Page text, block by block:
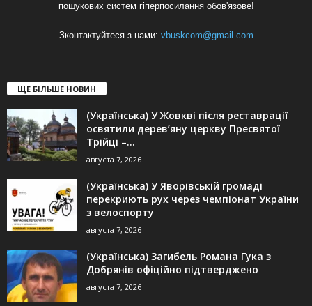
пошукових систем гіперпосилання обов'язове!
Зконтактуйтеся з нами: vbuskcom@gmail.com
ЩЕ БІЛЬШЕ НОВИН
(Українська) У Жовкві після реставрації
освятили дерев’яну церкву Пресвятої
Трійці –...
августа 7, 2026
(Українська) У Яворівській громаді
перекриють рух через чемпіонат України
з велоспорту
августа 7, 2026
(Українська) Загибель Романа Гука з
Добрянів офіційно підтверджено
августа 7, 2026